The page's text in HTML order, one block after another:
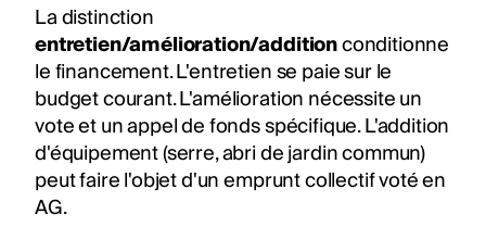
La distinction
entretien/amélioration/additionconditionne
le financement. L'entretien se paie sur le
budget courant. L'amélioration nécessite un
vote et un appel de fonds spécifique. L'addition
d'équipement (serre, abri de jardin commun)
peut faire l'objet d'un emprunt collectif voté en
AG.